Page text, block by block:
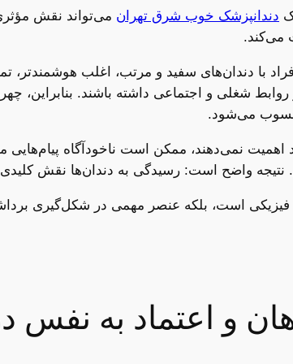
دندانپزشک خوب شرق تهران می‌تواند نقش مؤثری
می‌کند.
با دندان‌های سفید و مرتب، اغلب هوشمندتر،
روابط شغلی و اجتماعی داشته باشند.
می‌شود.
نمی‌دهند، ممکن است ناخودآگاه پیام‌هایی
واضح است: رسیدگی به دندان‌ها نقش
فیزیکی است، بلکه عنصر مهمی در شکل‌گیری
و اعتماد به نفس